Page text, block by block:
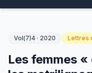
Vol(7)4 · 2020 Lettres
Les femmes